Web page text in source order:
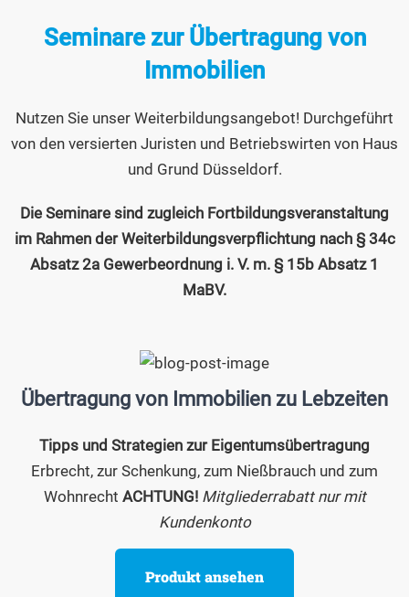
Seminare zur Übertragung von
Immobilien
Nutzen Sie unser Weiterbildungsangebot! Durchgeführt
von den versierten Juristen und Betriebswirten von Haus
und Grund Düsseldorf.
Die Seminare sind zugleich Fortbildungsveranstaltung
im Rahmen der Weiterbildungsverpflichtung nach § 34c
Absatz 2a Gewerbeordnung i. V. m. § 15b Absatz 1
MaBV.
Übertragung von Immobilien zu Lebzeiten
Tipps und Strategien zur Eigentumsübertragung
Erbrecht, zur Schenkung, zum Nießbrauch und zum
Wohnrecht ACHTUNG! Mitgliederrabatt nur mit
Kundenkonto
Produkt ansehen